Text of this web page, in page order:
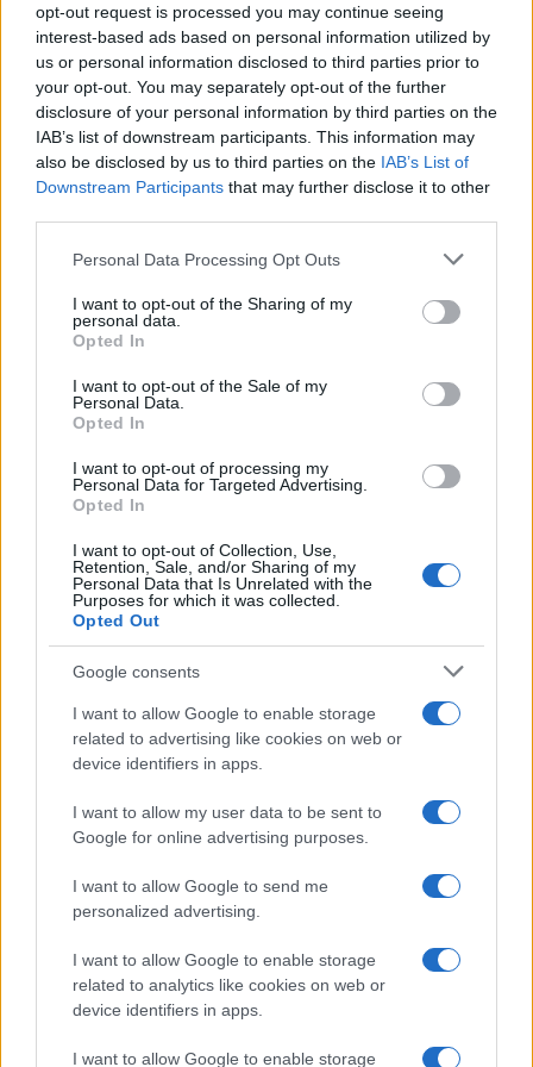
opt-out request is processed you may continue seeing
interest-based ads based on personal information utilized by
us or personal information disclosed to third parties prior to
your opt-out. You may separately opt-out of the further
disclosure of your personal information by third parties on the
IAB’s list of downstream participants. This information may
also be disclosed by us to third parties on the IAB’s List of
Downstream Participants that may further disclose it to other
Please note that this website/app uses one or more Google
not limited to your visit or usage behaviour. You may click to
grant or deny consent to Google and its third-party tags to
use your data for below specified purposes in below Google
consent section.
Personal Data Processing Opt Outs
I want to opt-out of the Sharing of my
personal data.
Opted In
I want to opt-out of the Sale of my
Personal Data.
Opted In
I want to opt-out of processing my
Personal Data for Targeted Advertising.
Opted In
I want to opt-out of Collection, Use,
Retention, Sale, and/or Sharing of my
Personal Data that Is Unrelated with the
Purposes for which it was collected.
Opted Out
Google consents
I want to allow Google to enable storage
related to advertising like cookies on web or
device identifiers in apps.
I want to allow my user data to be sent to
Google for online advertising purposes.
I want to allow Google to send me
personalized advertising.
I want to allow Google to enable storage
related to analytics like cookies on web or
device identifiers in apps.
I want to allow Google to enable storage
Museo di Roma in Trastevere– oltre a essere
ancora in corso, fino al 24 marzo, la straordinaria
mostraLisetta Carmi. La bellezza della verità – apre
al pubblico il 22 marzoUNSEEN / NON VISTI , un
viaggio fotografico in un’Europa sconosciuta,
tagliata fuori dallo sviluppo economico,
dall’attenzione della politica e dei media.
Barraccocontinua l’esposizione dedicata
all’archeologo e mercante d’arte
(Praga 1868 – Auschwitz 1943), che racconta
la storia professionale e personale del grande
collezionista, le sue origini nel ghetto di Praga, gli
anni d’oro del collezionismo internazionale fino alla
tragica fine nel campo di sterminio di Auschwitz-
Centrale Montemartiniaccoglie un’importante
novità all’interno del proprio percorso museale.
Grazie all’iniziativa i “Capolavori da scoprire”, il
pubblico può ammirare il restauro e il nuovo
allestimento del rilievo funerario di tarda età
repubblicana che raffigura il fornaio Marco Virgilio
Eurisace, ricco liberto di origine greca, e sua moglie
Atistia.
Da non perdere, alla
Galleria d’Arte
Moderna:Donne. Corpo e immagine tra simbolo e
rivoluzione, una riflessione sulla figura femminile
attraverso artisti che hanno rappresentato e
celebrato le donne nelle diverse correnti artistiche e
temperie culturali tra fine Ottocento, lungo tutto il